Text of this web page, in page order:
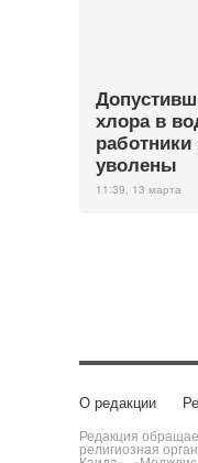
хлора в
уволены
11:39, 13 марта
О редакции
Редакция
религиозная